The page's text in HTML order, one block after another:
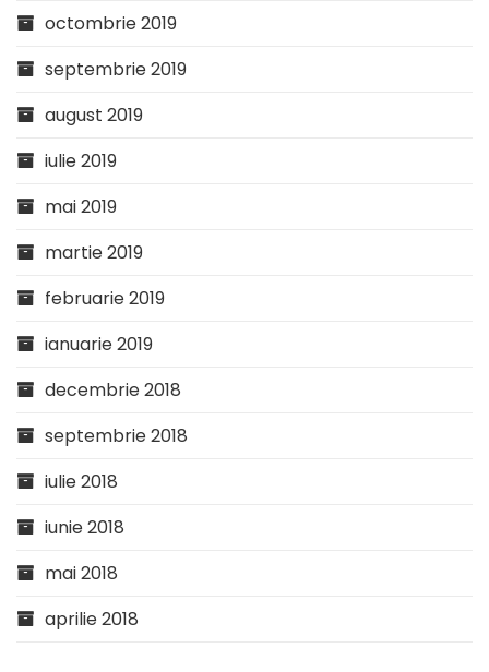
octombrie 2019
septembrie 2019
august 2019
iulie 2019
mai 2019
martie 2019
februarie 2019
ianuarie 2019
decembrie 2018
septembrie 2018
iulie 2018
iunie 2018
mai 2018
aprilie 2018